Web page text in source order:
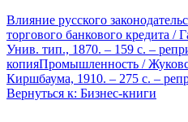
Влияние русского
торгового банкового кредита /
Унив. тип., 1870. – 159 с. –
копияПромышленность /
Киршбаума, 1910. – 275 c. –
Вернуться к: Бизнес-книги